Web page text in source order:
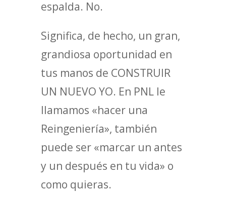
espalda. No.
Significa, de hecho, un gran,
grandiosa oportunidad en
tus manos de CONSTRUIR
UN NUEVO YO. En PNL le
llamamos «hacer una
Reingeniería», también
puede ser «marcar un antes
y un después en tu vida» o
como quieras.